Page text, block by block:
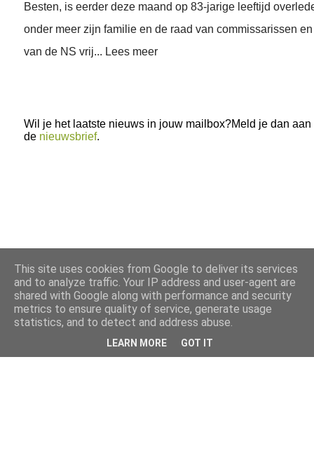
Besten, is eerder deze maand op 83-jarige leeftijd
onder meer zijn familie en de raad van commissarissen
van de NS vrij... Lees meer
Wil je het laatste nieuws in jouw mailbox?Meld je dan aan
de nieuwsbrief.
This site uses cookies from Google to deliver its services
and to analyze traffic. Your IP address and user-agent are
shared with Google along with performance and security
metrics to ensure quality of service, generate usage
statistics, and to detect and address abuse.
LEARN MORE GOT IT